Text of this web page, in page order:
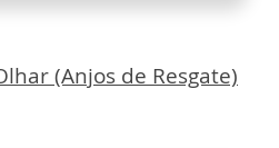
(Anjos de Resgate)